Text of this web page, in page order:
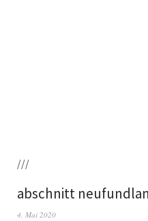
///
abschnitt
4. Mai 2020